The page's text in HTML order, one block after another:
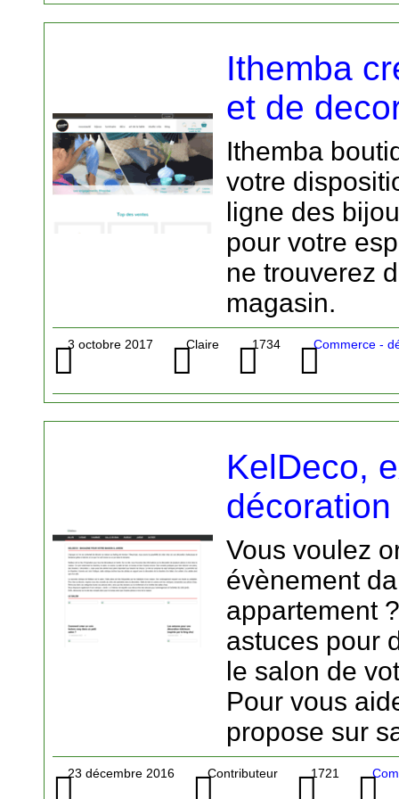
Ithemba
et de
Ithemba
votre
ligne des
pour votre
ne trouverez
magasin.
3 octobre 2017 Claire 1734 Commerce -
KelDeco,
Vous voulez
évènement
appartement
astuces pour
le salon de
Pour vous
propose sur
23 décembre 2016 Contributeur 1721